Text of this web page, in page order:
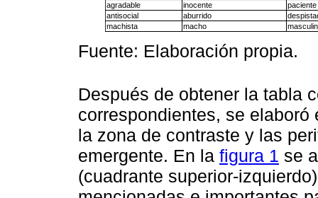
agradable
inocente
paciente
antisocial
aburrido
machista
macho
Fuente: Elaboración propia.
Después de obtener la tabla
correspondientes, se
la zona de contraste y las
emergente. En la figura 1 se
(cuadrante superior-